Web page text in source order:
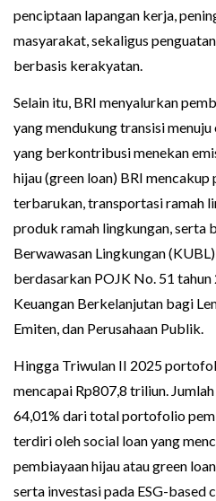
penciptaan lapangan kerja,
masyarakat, sekaligus
berbasis kerakyatan.
Selain itu, BRI menyalurkan
yang mendukung transisi
yang berkontribusi menekan
hijau (green loan) BRI
terbarukan, transportasi ramah
produk ramah lingkungan, serta
Berwawasan Lingkungan
berdasarkan POJK No. 51
Keuangan Berkelanjutan bagi
Emiten, dan Perusahaan Publik.
Hingga Triwulan II 2025
mencapai Rp807,8 triliun.
64,01% dari total portofolio
terdiri oleh social loan yang
pembiayaan hijau atau green
serta investasi pada ESG-based